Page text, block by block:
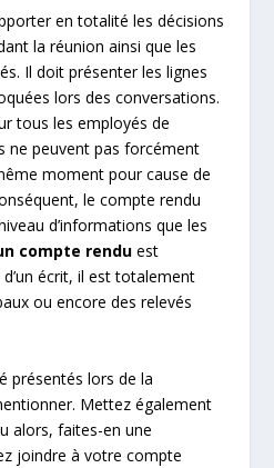
en totalité les décisions
la réunion ainsi que les
Il doit présenter les lignes
lors des conversations.
tous les employés de
ne peuvent pas forcément
moment pour cause de
le compte rendu
d’informations que les
compte rendu est
écrit, il est totalement
ou encore des relevés
présentés lors de la
Mettez également
alors, faites-en une
joindre à votre compte